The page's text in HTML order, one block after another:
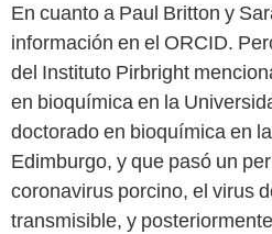
En cuanto a Paul Britton y
información en el ORCID.
del Instituto Pirbright
en bioquímica en la
doctorado en bioquímica en
Edimburgo, y que pasó un
coronavirus porcino, el virus
transmisible, y